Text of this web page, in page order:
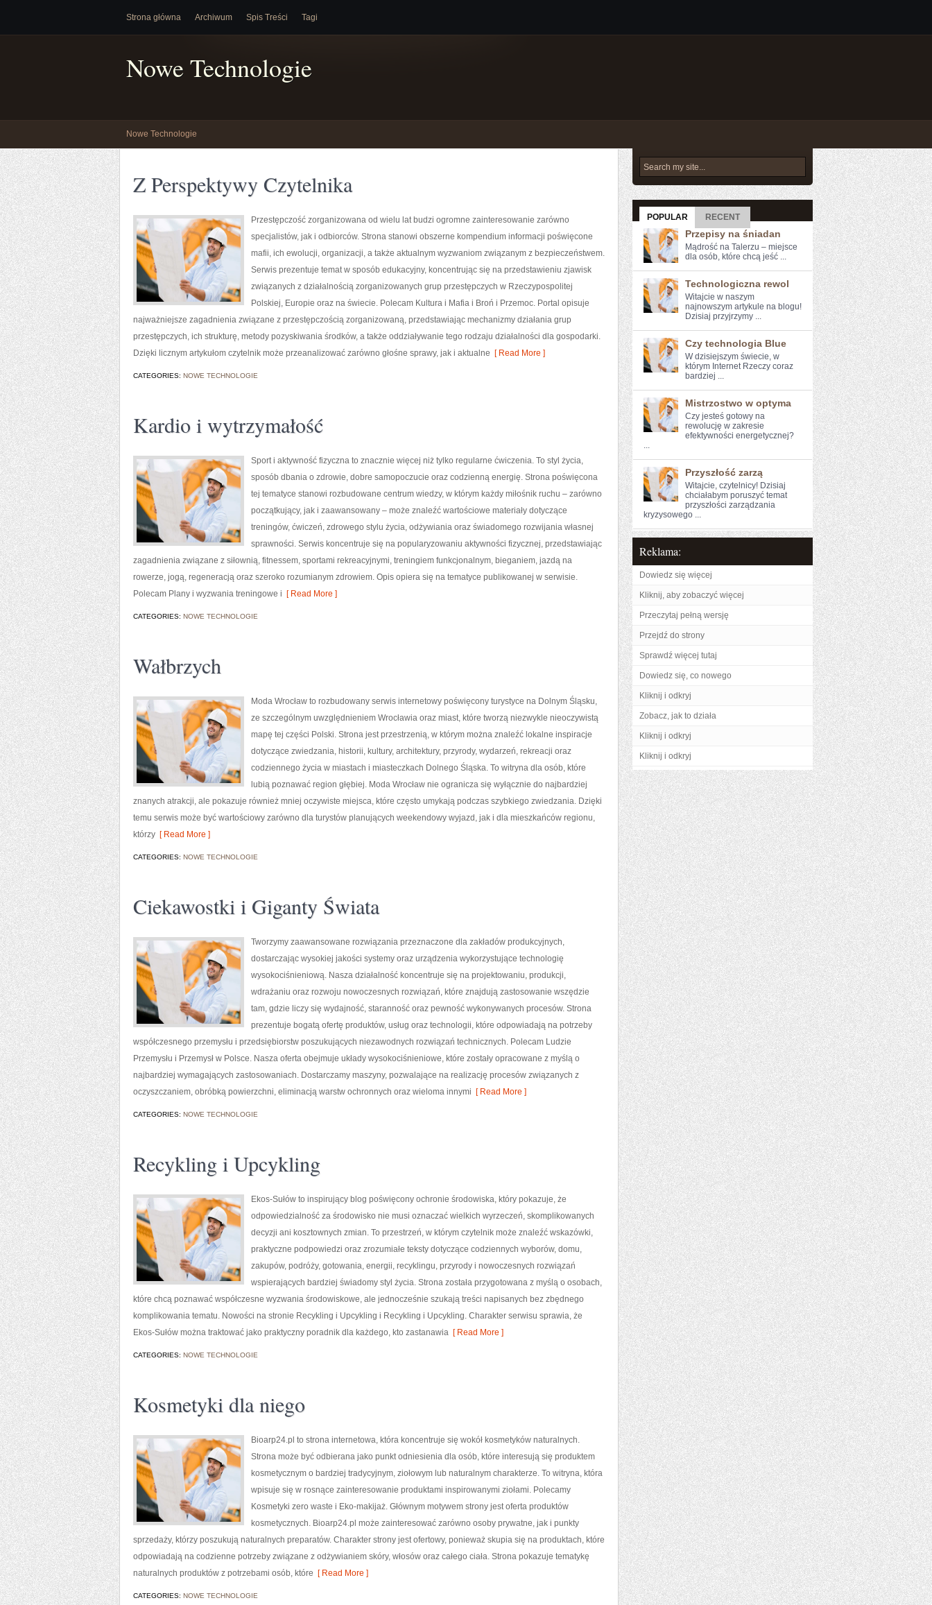
Strona główna Archiwum Spis Treści Tagi
Nowe Technologie
Nowe Technologie
Z Perspektywy Czytelnika
Przestępczość zorganizowana od wielu lat budzi ogromne zainteresowanie zarówno
specjalistów, jak i odbiorców. Strona stanowi obszerne kompendium informacji poświęcone
mafii, ich ewolucji, organizacji, a także aktualnym wyzwaniom związanym z bezpieczeństwem.
Serwis prezentuje temat w sposób edukacyjny, koncentrując się na przedstawieniu zjawisk
związanych z działalnością zorganizowanych grup przestępczych w Rzeczypospolitej
Polskiej, Europie oraz na świecie. Polecam Kultura i Mafia i Broń i Przemoc. Portal opisuje
najważniejsze zagadnienia związane z przestępczością zorganizowaną, przedstawiając mechanizmy działania grup
przestępczych, ich strukturę, metody pozyskiwania środków, a także oddziaływanie tego rodzaju działalności dla gospodarki.
Dzięki licznym artykułom czytelnik może przeanalizować zarówno głośne sprawy, jak i aktualne [ Read More ]
CATEGORIES: NOWE TECHNOLOGIE
Kardio i wytrzymałość
Sport i aktywność fizyczna to znacznie więcej niż tylko regularne ćwiczenia. To styl życia,
sposób dbania o zdrowie, dobre samopoczucie oraz codzienną energię. Strona poświęcona
tej tematyce stanowi rozbudowane centrum wiedzy, w którym każdy miłośnik ruchu – zarówno
początkujący, jak i zaawansowany – może znaleźć wartościowe materiały dotyczące
treningów, ćwiczeń, zdrowego stylu życia, odżywiania oraz świadomego rozwijania własnej
sprawności. Serwis koncentruje się na popularyzowaniu aktywności fizycznej, przedstawiając
zagadnienia związane z siłownią, fitnessem, sportami rekreacyjnymi, treningiem funkcjonalnym, bieganiem, jazdą na
rowerze, jogą, regeneracją oraz szeroko rozumianym zdrowiem. Opis opiera się na tematyce publikowanej w serwisie.
Polecam Plany i wyzwania treningowe i [ Read More ]
CATEGORIES: NOWE TECHNOLOGIE
Wałbrzych
Moda Wrocław to rozbudowany serwis internetowy poświęcony turystyce na Dolnym Śląsku,
ze szczególnym uwzględnieniem Wrocławia oraz miast, które tworzą niezwykle nieoczywistą
mapę tej części Polski. Strona jest przestrzenią, w którym można znaleźć lokalne inspiracje
dotyczące zwiedzania, historii, kultury, architektury, przyrody, wydarzeń, rekreacji oraz
codziennego życia w miastach i miasteczkach Dolnego Śląska. To witryna dla osób, które
lubią poznawać region głębiej. Moda Wrocław nie ogranicza się wyłącznie do najbardziej
znanych atrakcji, ale pokazuje również mniej oczywiste miejsca, które często umykają podczas szybkiego zwiedzania. Dzięki
temu serwis może być wartościowy zarówno dla turystów planujących weekendowy wyjazd, jak i dla mieszkańców regionu,
którzy [ Read More ]
CATEGORIES: NOWE TECHNOLOGIE
Ciekawostki i Giganty Świata
Tworzymy zaawansowane rozwiązania przeznaczone dla zakładów produkcyjnych,
dostarczając wysokiej jakości systemy oraz urządzenia wykorzystujące technologię
wysokociśnieniową. Nasza działalność koncentruje się na projektowaniu, produkcji,
wdrażaniu oraz rozwoju nowoczesnych rozwiązań, które znajdują zastosowanie wszędzie
tam, gdzie liczy się wydajność, staranność oraz pewność wykonywanych procesów. Strona
prezentuje bogatą ofertę produktów, usług oraz technologii, które odpowiadają na potrzeby
współczesnego przemysłu i przedsiębiorstw poszukujących niezawodnych rozwiązań technicznych. Polecam Ludzie
Przemysłu i Przemysł w Polsce. Nasza oferta obejmuje układy wysokociśnieniowe, które zostały opracowane z myślą o
najbardziej wymagających zastosowaniach. Dostarczamy maszyny, pozwalające na realizację procesów związanych z
oczyszczaniem, obróbką powierzchni, eliminacją warstw ochronnych oraz wieloma innymi [ Read More ]
CATEGORIES: NOWE TECHNOLOGIE
Recykling i Upcykling
Ekos-Sułów to inspirujący blog poświęcony ochronie środowiska, który pokazuje, że
odpowiedzialność za środowisko nie musi oznaczać wielkich wyrzeczeń, skomplikowanych
decyzji ani kosztownych zmian. To przestrzeń, w którym czytelnik może znaleźć wskazówki,
praktyczne podpowiedzi oraz zrozumiałe teksty dotyczące codziennych wyborów, domu,
zakupów, podróży, gotowania, energii, recyklingu, przyrody i nowoczesnych rozwiązań
wspierających bardziej świadomy styl życia. Strona została przygotowana z myślą o osobach,
które chcą poznawać współczesne wyzwania środowiskowe, ale jednocześnie szukają treści napisanych bez zbędnego
komplikowania tematu. Nowości na stronie Recykling i Upcykling i Recykling i Upcykling. Charakter serwisu sprawia, że
Ekos-Sułów można traktować jako praktyczny poradnik dla każdego, kto zastanawia [ Read More ]
CATEGORIES: NOWE TECHNOLOGIE
Kosmetyki dla niego
Bioarp24.pl to strona internetowa, która koncentruje się wokół kosmetyków naturalnych.
Strona może być odbierana jako punkt odniesienia dla osób, które interesują się produktem
kosmetycznym o bardziej tradycyjnym, ziołowym lub naturalnym charakterze. To witryna, która
wpisuje się w rosnące zainteresowanie produktami inspirowanymi ziołami. Polecamy
Kosmetyki zero waste i Eko-makijaż. Głównym motywem strony jest oferta produktów
kosmetycznych. Bioarp24.pl może zainteresować zarówno osoby prywatne, jak i punkty
sprzedaży, którzy poszukują naturalnych preparatów. Charakter strony jest ofertowy, ponieważ skupia się na produktach, które
odpowiadają na codzienne potrzeby związane z odżywianiem skóry, włosów oraz całego ciała. Strona pokazuje tematykę
naturalnych produktów z potrzebami osób, które [ Read More ]
CATEGORIES: NOWE TECHNOLOGIE
POPULAR RECENT
Przepisy na śniadan
Mądrość na Talerzu – miejsce
dla osób, które chcą jeść ...
Technologiczna rewol
Witajcie ‌w naszym
najnowszym artykule na ⁢blogu!
Dzisiaj przyjrzymy ...
Czy technologia Blue
W dzisiejszym świecie, w
którym Internet Rzeczy coraz
bardziej ...
Mistrzostwo w optyma
Czy jesteś gotowy na
rewolucję w ‍zakresie
efektywności energetycznej?
...
Przyszłość zarzą
Witajcie, ⁢czytelnicy!⁣ Dzisiaj
chciałabym poruszyć‌ temat
przyszłości ‌zarządzania
⁢kryzysowego ...
Reklama:
Dowiedz się więcej
Kliknij, aby zobaczyć więcej
Przeczytaj pełną wersję
Przejdź do strony
Sprawdź więcej tutaj
Dowiedz się, co nowego
Kliknij i odkryj
Zobacz, jak to działa
Kliknij i odkryj
Kliknij i odkryj